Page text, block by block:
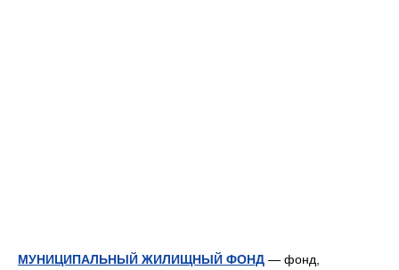
МУНИЦИПАЛЬНЫЙ ЖИЛИЩНЫЙ ФОНД — фонд,